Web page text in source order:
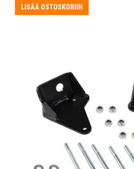
oli:
59,50 €.
on:
44,62 €.
LISÄÄ OSTOSKORIIN